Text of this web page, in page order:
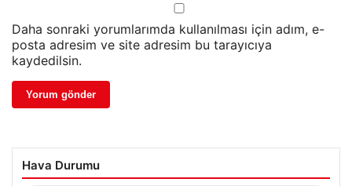
Daha sonraki yorumlarımda kullanılması için adım, e-
posta adresim ve site adresim bu tarayıcıya
kaydedilsin.
Hava Durumu